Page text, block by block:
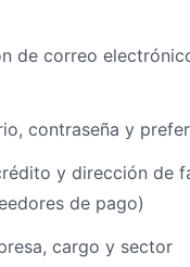
de correo
contraseña y
y dirección de
de pago)
cargo y sector